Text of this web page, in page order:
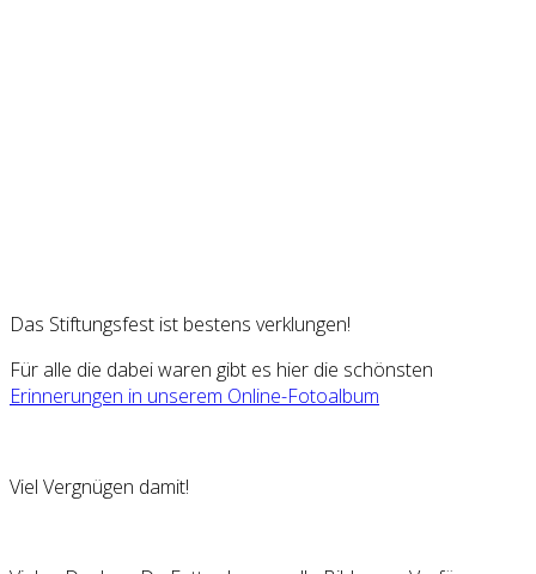
Das Stiftungsfest ist bestens verklungen!
Für alle die dabei waren gibt es hier die schönsten
Erinnerungen in unserem Online-Fotoalbum
Viel Vergnügen damit!